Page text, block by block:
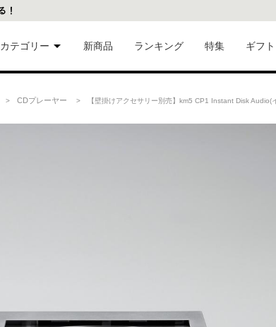
カテゴリー
美術品
雑貨
新商品 ランキング 特集 ギフト
ギフトにお
> CDプレーヤー > 【壁掛けアクセサリー別売】km5 CP1 Instant Disk Audio(